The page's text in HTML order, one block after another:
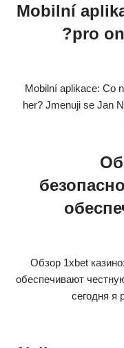
Mobilní
pro
Mobilní aplikace: Co
her? Jmenuji se Jan
Обзор 1xbet
обеспечивают
сегодня я